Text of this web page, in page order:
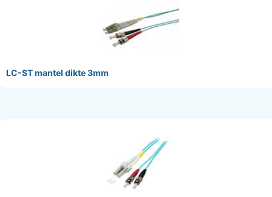
LC-ST mantel dikte 3mm